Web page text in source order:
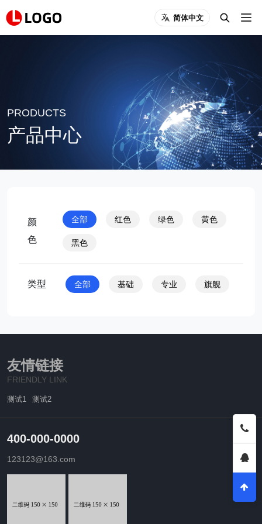
简体中文
PRODUCTS
产品中心
颜
色
全部 红色 绿色 黄色
黑色
类型 全部 基础 专业 旗舰
友情链接
FRIENDLY LINK
测试1 测试2
400-000-0000
123123@163.com